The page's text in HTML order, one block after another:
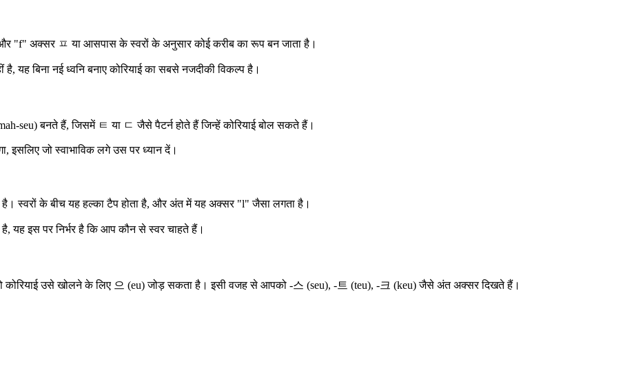
और "f" अक्सर ㅍ या आसपास के स्वरों के अनुसार कोई करीब का रूप बन जाता है।
बिना नई ध्वनि बनाए कोरियाई का सबसे नजदीकी विकल्प है।
seu) बनते हैं, जिसमें ㅌ या ㄷ जैसे पैटर्न होते हैं जिन्हें कोरियाई बोल सकते हैं।
इसलिए जो स्वाभाविक लगे उस पर ध्यान दें।
स्वरों के बीच यह हल्का टैप होता है, और अंत में यह अक्सर "l" जैसा लगता है।
यह इस पर निर्भर है कि आप कौन से स्वर चाहते हैं।
कोरियाई उसे खोलने के लिए 으 (eu) जोड़ सकता है। इसी वजह से आपको -스 (seu), -트 (teu), -크 (keu) जैसे अंत अक्सर दिखते हैं।